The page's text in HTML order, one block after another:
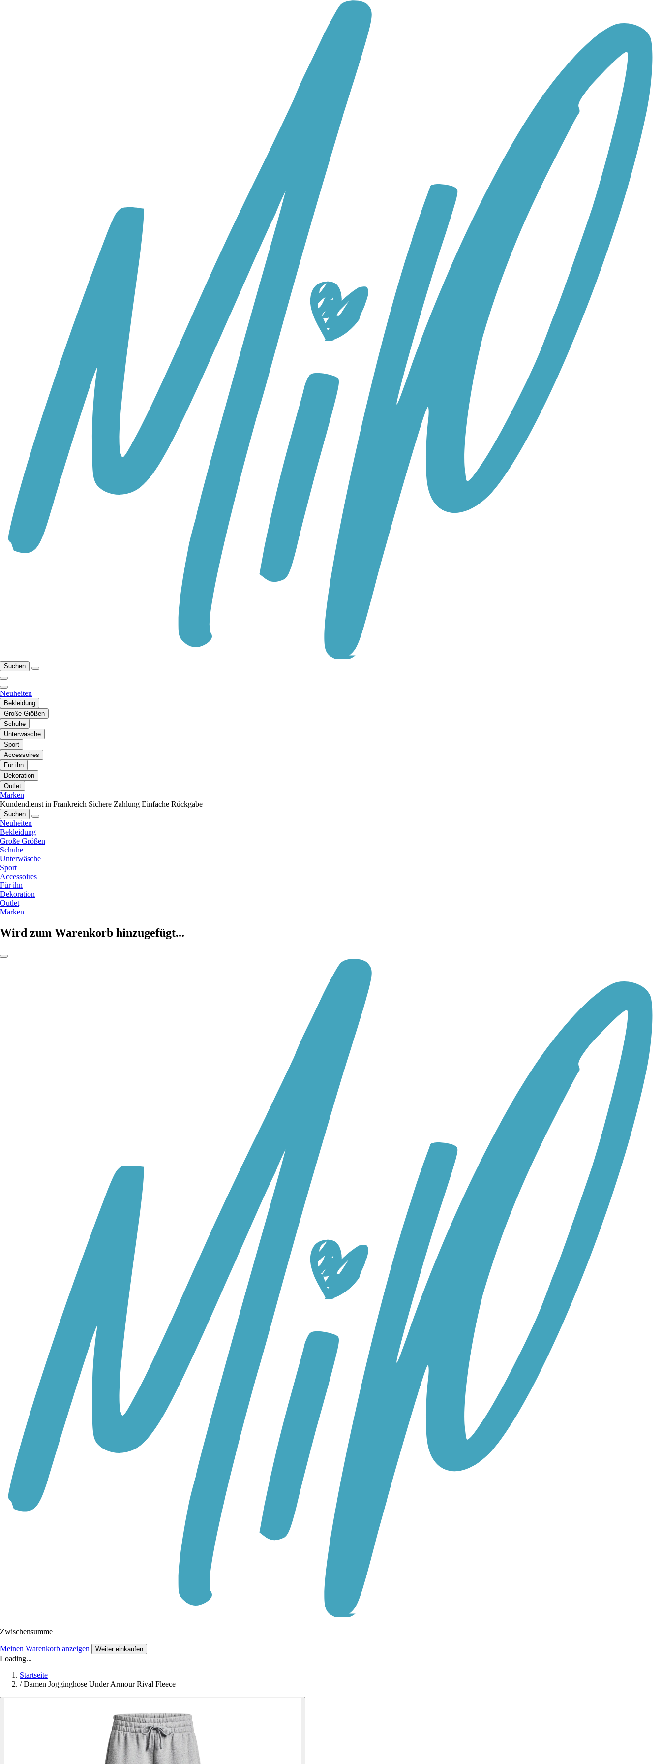
Suchen
Neuheiten
Bekleidung
Große Größen
Schuhe
Unterwäsche
Sport
Accessoires
Für ihn
Dekoration
Outlet
Marken
Kundendienst in Frankreich Sichere Zahlung Einfache Rückgabe
Suchen
Neuheiten
Bekleidung
Große Größen
Schuhe
Unterwäsche
Sport
Accessoires
Für ihn
Dekoration
Outlet
Marken
Wird zum Warenkorb hinzugefügt...
Zwischensumme
Meinen Warenkorb anzeigen Weiter einkaufen
Loading...
Startseite
/ Damen Jogginghose Under Armour Rival Fleece